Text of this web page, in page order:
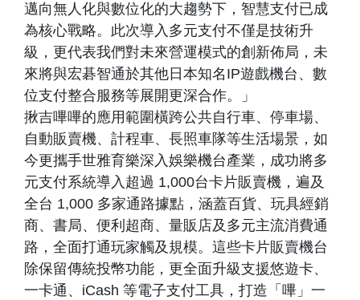
邁向無人化與數位化的大趨勢下，智慧支付已成
為核心戰略。此次導入多元支付不僅是技術升
級，更代表我們對未來營運模式的創新佈局，未
來將與宏碁智通於其他日本知名IP遊戲機台、數
位支付整合服務等展開更深合作。」
揪吉嗶嗶的應用範圍橫跨公共自行車、停車場、
自動販賣機、計程車、長照車隊等生活場景，如
今更攜手世雅育樂深入娛樂機台產業，成功將多
元支付系統導入超過 1,000台卡片販賣機，遍及
全台 1,000 多家通路據點，涵蓋百貨、玩具經銷
商、書局、便利超商、量販店及多元主流消費通
路，全面打通玩家觸及規模。這些卡片販賣機台
除保留傳統投幣功能，更全面升級支援悠遊卡、
一卡通、iCash 等電子支付工具，打造「嗶」一